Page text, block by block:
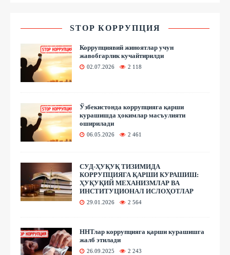
STOP КОРРУПЦИЯ
Коррупциявий жиноятлар учун
жавобгарлик кучайтирилди
02.07.2026 2 118
Ўзбекистонда коррупцияга қарши
курашишда ҳокимлар масъулияти
оширилади
06.05.2026 2 461
СУД-ҲУҚУҚ ТИЗИМИДА
КОРРУПЦИЯГА ҚАРШИ КУРАШИШ:
ҲУҚУҚИЙ МЕХАНИЗМЛАР ВА
ИНСТИТУЦИОНАЛ ИСЛОҲОТЛАР
29.01.2026 2 564
ННТлар коррупцияга қарши курашишга
жалб этилади
26.09.2025 2 243